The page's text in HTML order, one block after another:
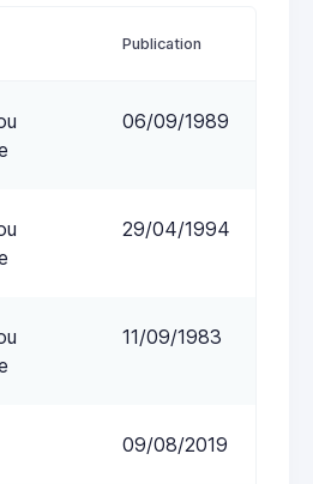
Publication
06/09/1989
29/04/1994
11/09/1983
09/08/2019